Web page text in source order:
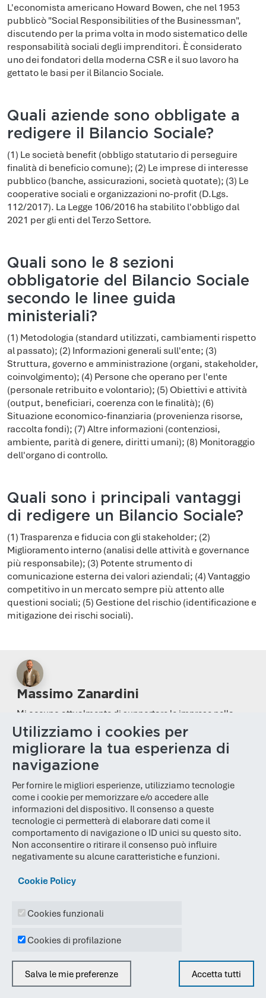
L'economista americano Howard Bowen, che nel 1953
pubblicò "Social Responsibilities of the Businessman",
discutendo per la prima volta in modo sistematico delle
responsabilità sociali degli imprenditori. È considerato
uno dei fondatori della moderna CSR e il suo lavoro ha
gettato le basi per il Bilancio Sociale.
Quali aziende sono obbligate a
redigere il Bilancio Sociale?
(1) Le società benefit (obbligo statutario di perseguire
finalità di beneficio comune); (2) Le imprese di interesse
pubblico (banche, assicurazioni, società quotate); (3) Le
cooperative sociali e organizzazioni no-profit (D.Lgs.
112/2017). La Legge 106/2016 ha stabilito l'obbligo dal
2021 per gli enti del Terzo Settore.
Quali sono le 8 sezioni
obbligatorie del Bilancio Sociale
secondo le linee guida
ministeriali?
(1) Metodologia (standard utilizzati, cambiamenti rispetto
al passato); (2) Informazioni generali sull'ente; (3)
Struttura, governo e amministrazione (organi, stakeholder,
coinvolgimento); (4) Persone che operano per l'ente
(personale retribuito e volontario); (5) Obiettivi e attività
(output, beneficiari, coerenza con le finalità); (6)
Situazione economico-finanziaria (provenienza risorse,
raccolta fondi); (7) Altre informazioni (contenziosi,
ambiente, parità di genere, diritti umani); (8) Monitoraggio
dell'organo di controllo.
Quali sono i principali vantaggi
di redigere un Bilancio Sociale?
(1) Trasparenza e fiducia con gli stakeholder; (2)
Miglioramento interno (analisi delle attività e governance
più responsabile); (3) Potente strumento di
comunicazione esterna dei valori aziendali; (4) Vantaggio
competitivo in un mercato sempre più attento alle
questioni sociali; (5) Gestione del rischio (identificazione e
mitigazione dei rischi sociali).
Massimo Zanardini
Mi occupo attualmente di supportare le imprese nella
pianificazione dei propri investimenti e creazione di piani
di Sostenibilità Aziendale finanziati.
Altri articoli di Massimo Zanardini
Articoli correlati
vantaggi e normativa europea
novità del Regolamento UE 2025/40 per imballaggi
Leggi l'articolo
Utilizziamo i cookies per
migliorare la tua esperienza di
navigazione
Per fornire le migliori esperienze, utilizziamo tecnologie
come i cookie per memorizzare e/o accedere alle
informazioni del dispositivo. Il consenso a queste
tecnologie ci permetterà di elaborare dati come il
comportamento di navigazione o ID unici su questo sito.
Non acconsentire o ritirare il consenso può influire
negativamente su alcune caratteristiche e funzioni.
Cookie Policy
Cookies funzionali
Cookies di profilazione
Salva le mie preferenze
Accetta tutti